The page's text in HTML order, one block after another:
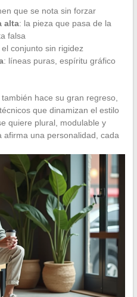
que se nota sin forzar
alta: la pieza que pasa de la
falsa
conjunto sin rigidez
: líneas puras, espíritu gráfico
hace su gran regreso,
que dinamizan el estilo
quiere plural, modulable y
afirma una personalidad, cada